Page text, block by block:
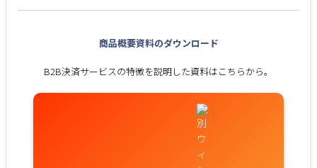
商品概要資料のダウンロード
B2B決済サービスの特徴を説明した資料はこちらから。